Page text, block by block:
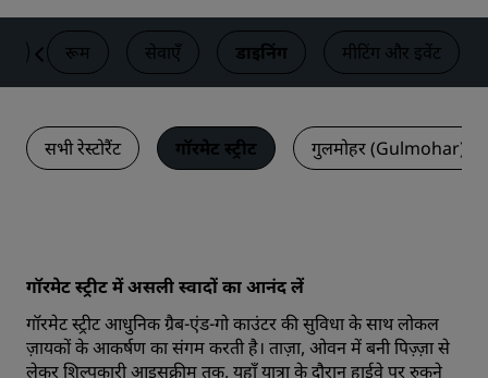
रूम सेवाएँ डाइनिंग मीटिंग और इवेंट
सभी रेस्टोरैंट गॉरमेट स्ट्रीट गुलमोहर (Gulmohar)
गॉरमेट स्ट्रीट में असली स्वादों का आनंद लें
गॉरमेट स्ट्रीट आधुनिक ग्रैब-एंड-गो काउंटर की सुविधा के साथ लोकल
ज़ायकों के आकर्षण का संगम करती है। ताज़ा, ओवन में बनी पिज़्ज़ा से
लेकर शिल्पकारी आइसक्रीम तक, यहाँ यात्रा के दौरान हाईवे पर रुकने